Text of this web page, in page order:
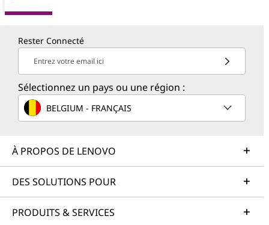
Rester Connecté
Entrez votre email ici
Sélectionnez un pays ou une région :
BELGIUM - FRANÇAIS
À PROPOS DE LENOVO
DES SOLUTIONS POUR
PRODUITS & SERVICES